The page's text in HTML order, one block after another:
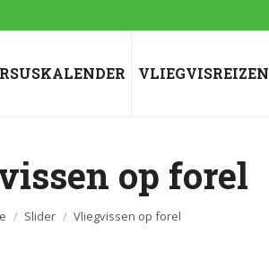
VLIEGVISREIZEN
op forel
hier:
Slider Vliegvissen op forel